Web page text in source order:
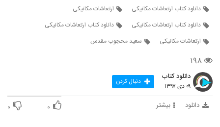
دانلود کتاب ارتعاشات مکانیکی
ارتعاشات مکانیکی
دانلود کتاب ارتعاشات مکانیکی
دانلود کتاب ارتعاشات مکانیکی
ارتعاشات مکانیکی
سعید محجوب مقدس
۱۹۸
دانلود کتاب
۰۹ دی ۱۳۹۷ دنبال کردن
دانلود بیشتر ۰ ۰